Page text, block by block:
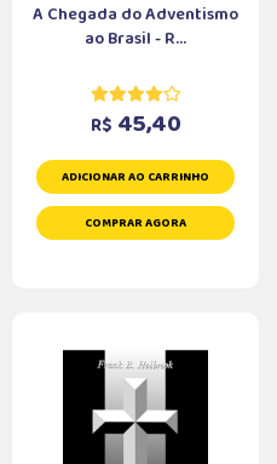
A Chegada do Adventismo
ao Brasil - R...
R$ 45,40
ADICIONAR AO CARRINHO
COMPRAR AGORA